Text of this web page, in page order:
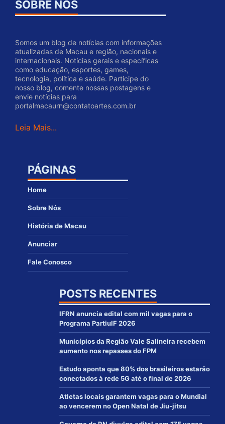
SOBRE NÓS
Somos um blog de notícias com informações
atualizadas de Macau e região, nacionais e
internacionais. Notícias gerais e específicas
como educação, esportes, games,
tecnologia, política e saúde. Participe do
nosso blog, comente nossas postagens e
envie notícias para
portalmacaurn@contatoartes.com.br
Leia Mais...
PÁGINAS
Home
Sobre Nós
História de Macau
Anunciar
Fale Conosco
POSTS RECENTES
IFRN anuncia edital com mil vagas para o
Programa PartiuIF 2026
Municípios da Região Vale Salineira recebem
aumento nos repasses do FPM
Estudo aponta que 80% dos brasileiros estarão
conectados à rede 5G até o final de 2026
Atletas locais garantem vagas para o Mundial
ao vencerem no Open Natal de Jiu-jitsu